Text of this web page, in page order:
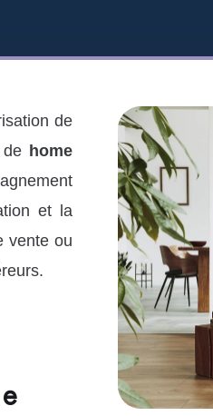
de
home
et la
vente ou